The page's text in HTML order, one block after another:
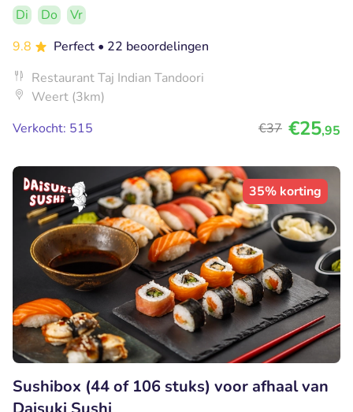
Di Do
Vr
9.8
Perfect • 22 beoordelingen
Restaurant Taj Indian Tandoori
Weert (3km)
Verkocht: 515
€37 €25,95
35% korting
Sushibox (44 of 106 stuks) voor afhaal van